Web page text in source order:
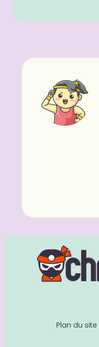
Plan du site